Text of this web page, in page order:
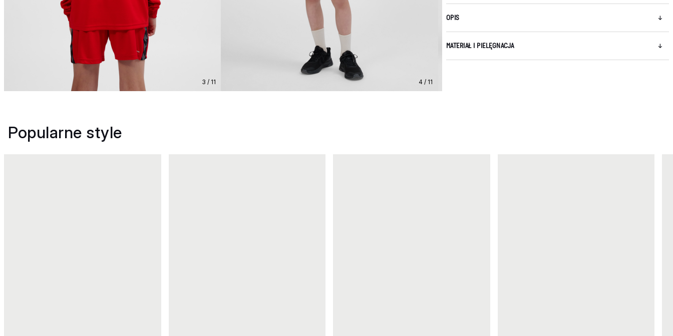
3 / 11 4 / 11
OPIS
MATERIAŁ I PIELĘGNACJA
Popularne style